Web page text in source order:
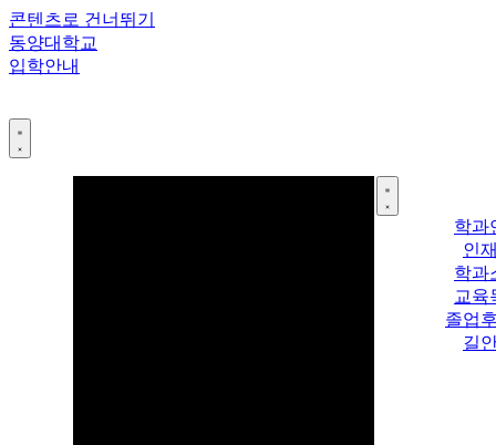
콘텐츠로 건너뛰기
동양대학교
입학안내
학과
인
학과
교육
졸업
길